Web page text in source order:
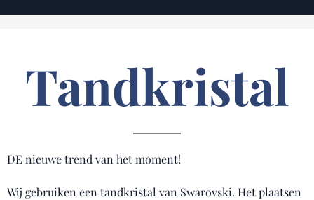
Tandkristal
DE nieuwe trend van het moment! 💎
Wij gebruiken een tandkristal van Swarovski. Het plaatsen